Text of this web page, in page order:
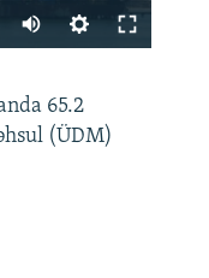
480p
360p
480p
65.2
(ÜDM)